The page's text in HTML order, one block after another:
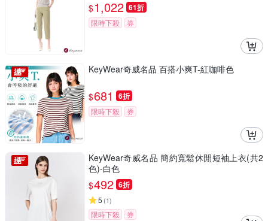
$1,022 61折
限時下殺 券
KeyWear奇威名品 百搭小爽T-紅咖啡色
$681 6折
限時下殺 券
KeyWear奇威名品 簡約寬鬆休閒短袖上衣(共2
色)-白色
$492 6折
5 (1)
限時下殺 券